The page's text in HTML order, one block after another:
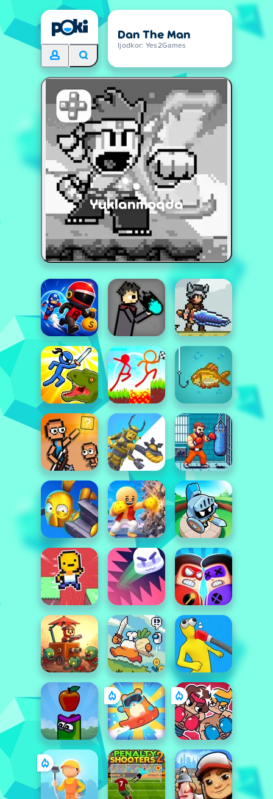
Dan The Man
Ijodkor: Yes2Games
Yuklanmoqda